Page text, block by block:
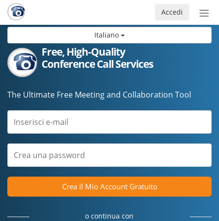
Italiano
Accedi
Free, High-Quality
Conference Call Services
The Ultimate Free Meeting and Collaboration Tool
Crea il Mio Account Gratuito
o continua con